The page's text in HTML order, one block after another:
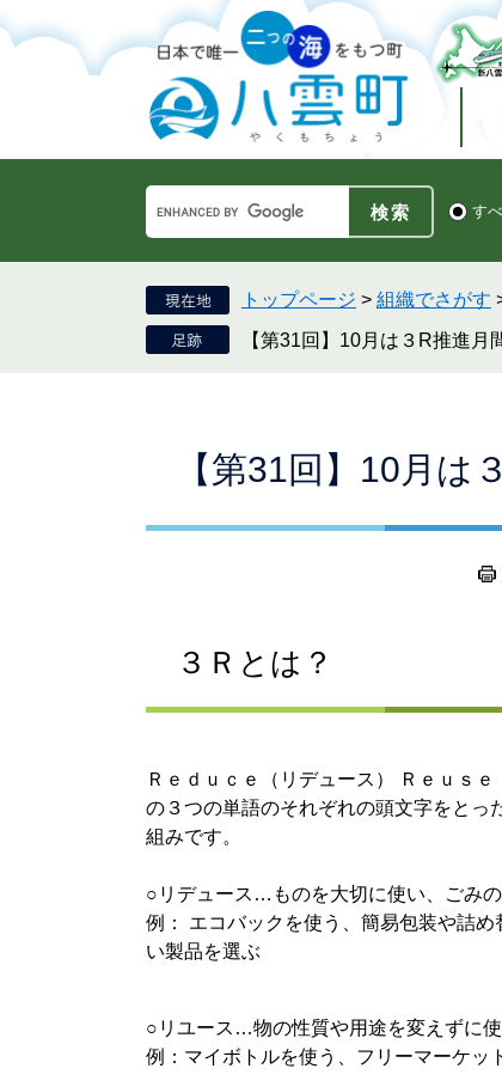
ー
で
ニ
ば
文
Google
カ
ス
タ
ム
検
検 す
トップページ > 組織でさがす
【第31回】10月は３R推進月
【第31回】10月は
３Ｒとは？
Ｒｅｄｕｃｅ（リデュース） Ｒｅｕｓ
の３つの単語のそれぞれの頭文字をとっ
組みです。
○リデュース…ものを大切に使い、ごみの
例： エコバックを使う、簡易包装や詰
い製品を選ぶ
○リユース…物の性質や用途を変えずに
例：マイボトルを使う、フリーマーケッ